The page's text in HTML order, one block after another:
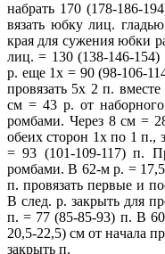
набрать 170 (178-186-
вязать юбку лиц.
края для сужения юбки
лиц. = 130 (138-146-
р. еще 1х = 90 (98-106-
провязать 5х 2 п.
см = 43 р. от
ромбами. Через 8 см =
обеих сторон 1х по 1 п.,
= 93 (101-109-117) п.
ромбами. В 62-м р. =
п. провязать первые и
В след. р. закрыть для
п. = 77 (85-85-93) п. В
20,5-22,5) см от начала
закрыть п.